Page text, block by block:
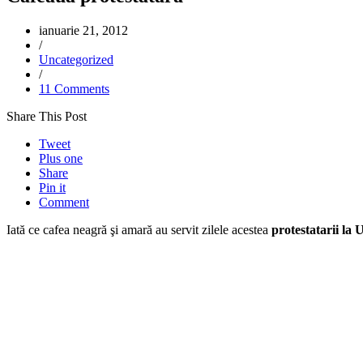
ianuarie 21, 2012
/
Uncategorized
/
11 Comments
Share This Post
Tweet
Plus one
Share
Pin it
Comment
Iată ce cafea neagră şi amară au servit zilele acestea protestatarii la